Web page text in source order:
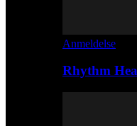
Anmeldelse
Rhythm